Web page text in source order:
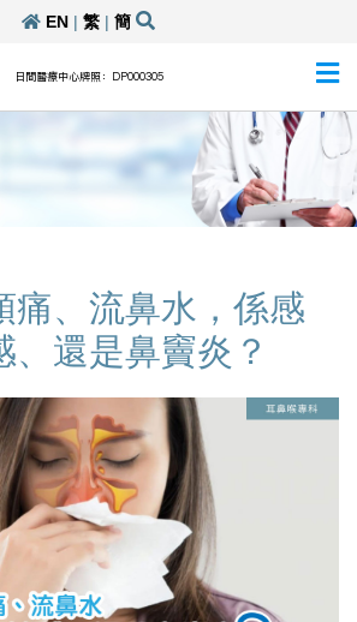
EN| 繁| 簡
日間醫療中心牌照：DP000305
痛、流鼻水，係感
、還是鼻竇炎？